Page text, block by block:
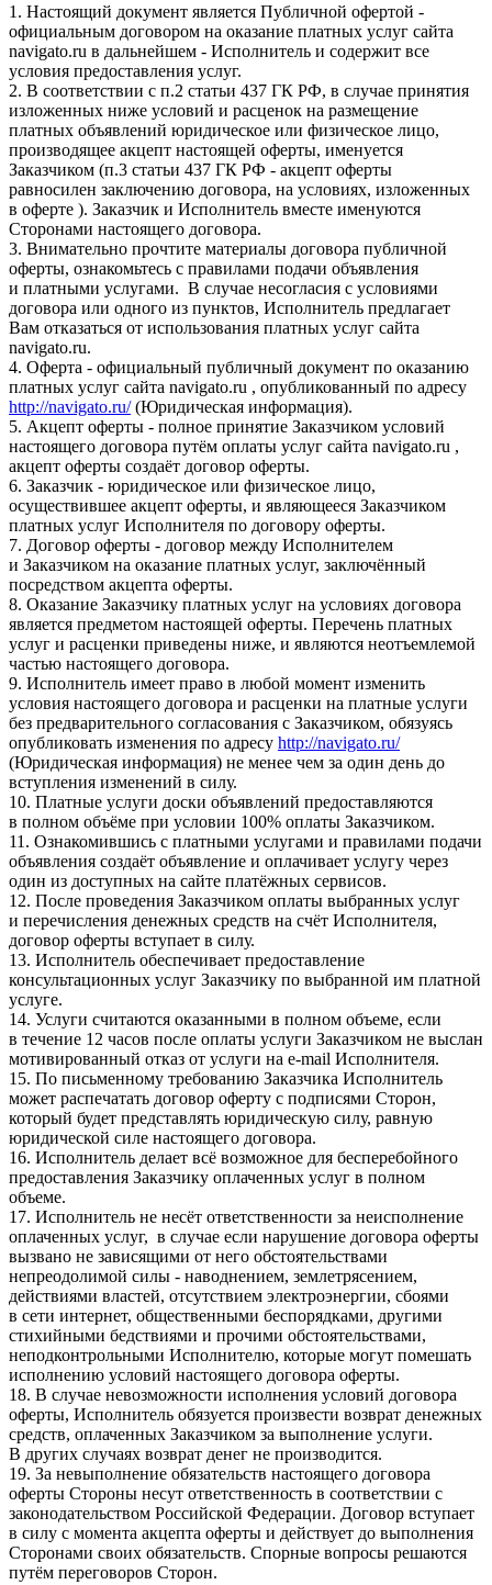
1. Настоящий документ является Публичной офертой -
официальным договором на оказание платных услуг сайта
navigato.ru в дальнейшем - Исполнитель и содержит все
условия предоставления услуг.
2. В соответствии с п.2 статьи 437 ГК РФ, в случае принятия
изложенных ниже условий и расценок на размещение
платных объявлений юридическое или физическое лицо,
производящее акцепт настоящей оферты, именуется
Заказчиком (п.3 статьи 437 ГК РФ - акцепт оферты
равносилен заключению договора, на условиях, изложенных
в оферте ). Заказчик и Исполнитель вместе именуются
Сторонами настоящего договора.
3. Внимательно прочтите материалы договора публичной
оферты, ознакомьтесь с правилами подачи объявления
и платными услугами. В случае несогласия с условиями
договора или одного из пунктов, Исполнитель предлагает
Вам отказаться от использования платных услуг сайта
navigato.ru.
4. Оферта - официальный публичный документ по оказанию
платных услуг сайта navigato.ru , опубликованный по адресу
http://navigato.ru/(Юридическая информация).
5. Акцепт оферты - полное принятие Заказчиком условий
настоящего договора путём оплаты услуг сайта navigato.ru ,
акцепт оферты создаёт договор оферты.
6. Заказчик - юридическое или физическое лицо,
осуществившее акцепт оферты, и являющееся Заказчиком
платных услуг Исполнителя по договору оферты.
7. Договор оферты - договор между Исполнителем
и Заказчиком на оказание платных услуг, заключённый
посредством акцепта оферты.
8. Оказание Заказчику платных услуг на условиях договора
является предметом настоящей оферты. Перечень платных
услуг и расценки приведены ниже, и являются неотъемлемой
частью настоящего договора.
9. Исполнитель имеет право в любой момент изменить
условия настоящего договора и расценки на платные услуги
без предварительного согласования с Заказчиком, обязуясь
опубликовать изменения по адресу http://navigato.ru/
(Юридическая информация) не менее чем за один день до
вступления изменений в силу.
10. Платные услуги доски объявлений предоставляются
в полном объёме при условии 100% оплаты Заказчиком.
11. Ознакомившись с платными услугами и правилами подачи
объявления создаёт объявление и оплачивает услугу через
один из доступных на сайте платёжных сервисов.
12. После проведения Заказчиком оплаты выбранных услуг
и перечисления денежных средств на счёт Исполнителя,
договор оферты вступает в силу.
13. Исполнитель обеспечивает предоставление
консультационных услуг Заказчику по выбранной им платной
услуге.
14. Услуги считаются оказанными в полном объеме, если
в течение 12 часов после оплаты услуги Заказчиком не выслан
мотивированный отказ от услуги на e-mail Исполнителя.
15. По письменному требованию Заказчика Исполнитель
может распечатать договор оферту с подписями Сторон,
который будет представлять юридическую силу, равную
юридической силе настоящего договора.
16. Исполнитель делает всё возможное для бесперебойного
предоставления Заказчику оплаченных услуг в полном
объеме.
17. Исполнитель не несёт ответственности за неисполнение
оплаченных услуг, в случае если нарушение договора оферты
вызвано не зависящими от него обстоятельствами
непреодолимой силы - наводнением, землетрясением,
действиями властей, отсутствием электроэнергии, сбоями
в сети интернет, общественными беспорядками, другими
стихийными бедствиями и прочими обстоятельствами,
неподконтрольными Исполнителю, которые могут помешать
исполнению условий настоящего договора оферты.
18. В случае невозможности исполнения условий договора
оферты, Исполнитель обязуется произвести возврат денежных
средств, оплаченных Заказчиком за выполнение услуги.
В других случаях возврат денег не производится.
19. За невыполнение обязательств настоящего договора
оферты Стороны несут ответственность в соответствии с
законодательством Российской Федерации. Договор вступает
в силу с момента акцепта оферты и действует до выполнения
Сторонами своих обязательств. Спорные вопросы решаются
путём переговоров Сторон.